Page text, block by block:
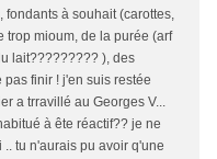
fondants à souhait (carottes,
trop mioum, de la purée (arf
lait????????? ), des
finir ! j'en suis restée
a trravillé au Georges V...
à ête réactif?? je ne
tu n'aurais pu avoir q'une